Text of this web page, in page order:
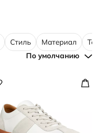
Стиль Материал
По умолчанию